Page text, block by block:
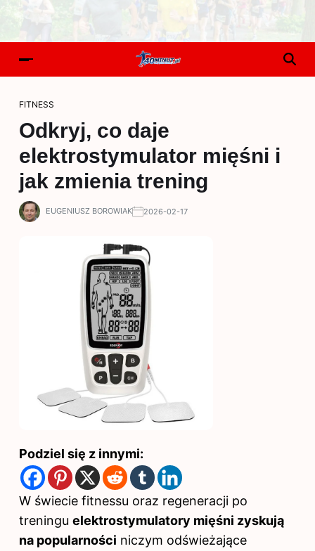
FITNESS
Odkryj, co daje
elektrostymulator mięśni i
jak zmienia trening
EUGENIUSZ BOROWIAK 2026-02-17
Podziel się z innymi:
W świecie fitnessu oraz regeneracji po
treningu elektrostymulatory mięśni zyskują
na popularności niczym odświeżające